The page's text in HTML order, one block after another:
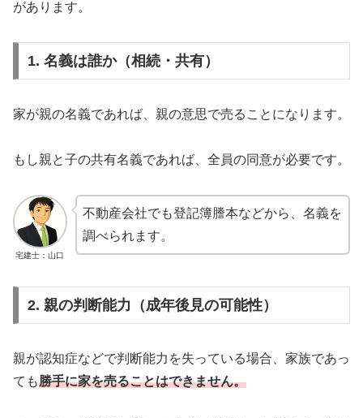
があります。
1. 名義は誰か（相続・共有）
家が親の名義であれば、親の意思で売ることになります。
もし親と子の共有名義であれば、全員の同意が必要です。
宅建士：山口
不動産会社でも登記簿謄本などから、名義を
調べられます。
2. 親の判断能力（成年後見の可能性）
親が認知症などで判断能力を失っている場合、家族であっ
ても勝手に家を売ることはできません。